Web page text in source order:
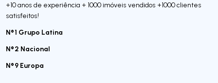
+10 anos de experiência + 1000 imóveis vendidos +1000 clientes
satisfeitos!
Nº1 Grupo Latina
Nº2 Nacional
Nº9 Europa